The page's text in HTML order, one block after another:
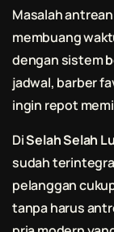
Masalah
membuang
dengan sistem
jadwal, barber
ingin repot
DiSelah Selah
sudah
pelanggan
tanpa harus